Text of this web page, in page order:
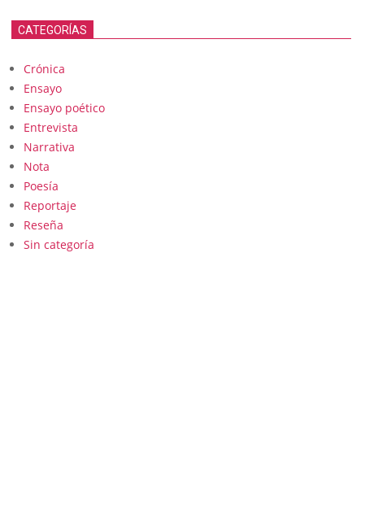
CATEGORÍAS
Crónica
Ensayo
Ensayo poético
Entrevista
Narrativa
Nota
Poesía
Reportaje
Reseña
Sin categoría